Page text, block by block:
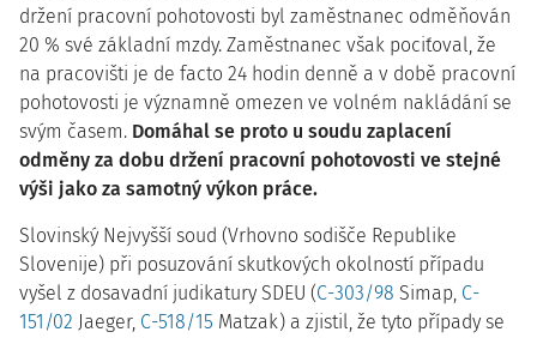
držení pracovní pohotovosti byl zaměstnanec odměňován
20 % své základní mzdy. Zaměstnanec však pociťoval, že
na pracovišti je de facto 24 hodin denně a v době pracovní
pohotovosti je významně omezen ve volném nakládání se
svým časem. Domáhal se proto u soudu zaplacení
odměny za dobu držení pracovní pohotovosti ve stejné
výši jako za samotný výkon práce.
Slovinský Nejvyšší soud (Vrhovno sodišče Republike
Slovenije) při posuzování skutkových okolností případu
vyšel z dosavadní judikatury SDEU (C-303/98 Simap, C-
151/02 Jaeger, C-518/15 Matzak) a zjistil, že tyto případy se